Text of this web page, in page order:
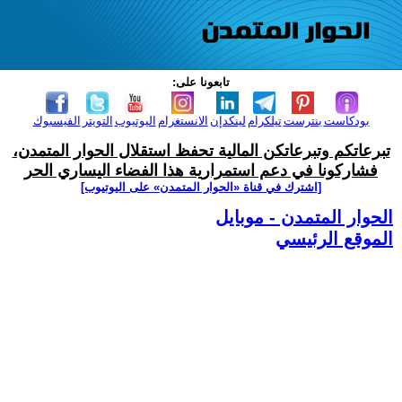
تابعونا على:
الفيسبوك التويتر اليوتيوب الانستغرام لينكدإن تيلكرامبنترست بودكاست
تبرعاتكم وتبرعاتكن المالية تحفظ استقلال الحوار المتمدن،
فشاركونا في دعم استمرارية هذا الفضاء اليساري الحر
[اشترك في قناة ‫«الحوار المتمدن» على اليوتيوب]
الحوار المتمدن - موبايل
الموقع الرئيسي